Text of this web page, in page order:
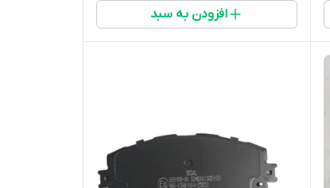
افزودن به سبد